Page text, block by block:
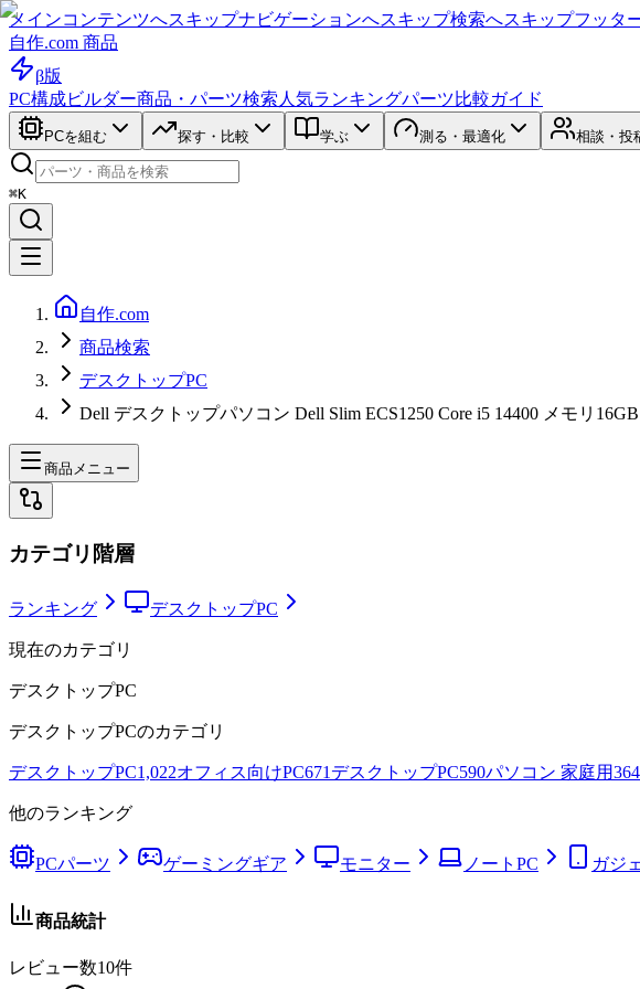
メインコンテンツへスキップナビゲーションへスキップ検索へスキップフッタ
自作.com 商品
β版
PC構成ビルダー商品・パーツ検索 人気ランキングパーツ比較ガイド
PCを組む 探す・比較 学ぶ 測る・最適化 相談・投
⌘K
自作.com
商品検索
デスクトップPC
Dell デスクトップパソコン Dell Slim ECS1250 Core i5 14400 メモリ
商品メニュー
カテゴリ階層
ランキング デスクトップPC
現在のカテゴリ
デスクトップPC
デスクトップPCのカテゴリ
デスクトップPC1,022オフィス向けPC671デスクトップPC590パソコン 家庭用364
他のランキング
PCパーツ ゲーミングギア モニター ノートPC ガジ
商品統計
レビュー数10件